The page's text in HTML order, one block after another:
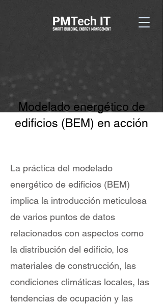
Modelado energético de
edificios (BEM) en acción
La práctica del modelado
energético de edificios (BEM)
implica la introducción meticulosa
de varios puntos de datos
relacionados con aspectos como
la distribución del edificio, los
materiales de construcción, las
condiciones climáticas locales, las
tendencias de ocupación y las